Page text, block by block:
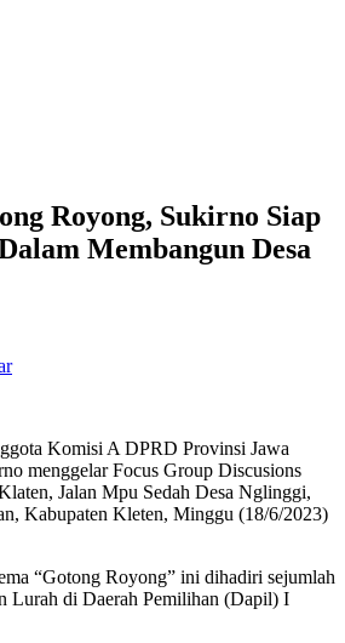
Royong, Sukirno Siap
Membangun Desa
Komisi A DPRD Provinsi Jawa
menggelar Focus Group Discusions
Jalan Mpu Sedah Desa Nglinggi,
Kabupaten Kleten, Minggu (18/6/2023)
“Gotong Royong” ini dihadiri sejumlah
Lurah di Daerah Pemilihan (Dapil) I